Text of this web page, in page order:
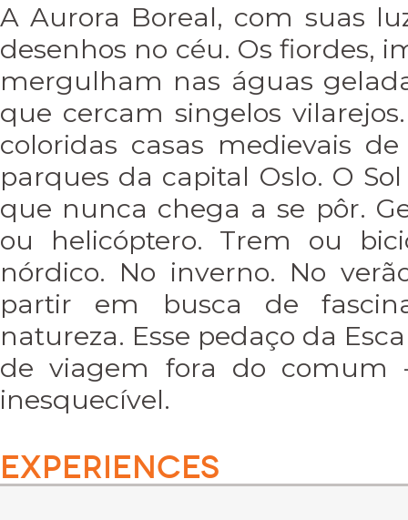
A Aurora Boreal, com suas
desenhos no céu. Os fiordes,
mergulham nas águas
que cercam singelos
coloridas casas medievais
parques da capital Oslo. O
que nunca chega a se pôr.
ou helicóptero. Trem ou
nórdico. No inverno. No
partir em busca de
natureza. Esse pedaço da
de viagem fora do comum
inesquecível.
EXPERIENCES